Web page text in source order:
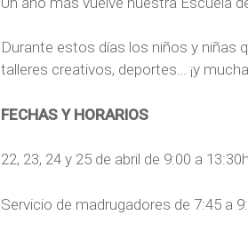
Durante estos días los niños y niñas
talleres creativos, deportes… ¡y
FECHAS Y HORARIOS
22, 23, 24 y 25 de abril de 9:00 a
Servicio de madrugadores de 7:45 a